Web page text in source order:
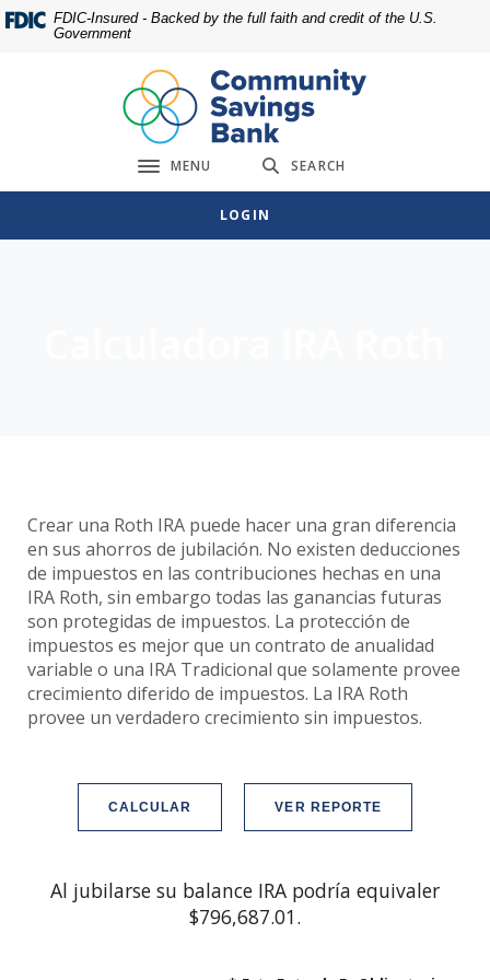
Home
footer
Download
Acrobat
view
FDIC-Insured - Backed by the full faith and credit of the U.S.
Government
Toggle navigation
MENU SEARCH
LOGIN
Crear una Roth IRA puede hacer una gran diferencia
en sus ahorros de jubilación. No existen deducciones
de impuestos en las contribuciones hechas en una
IRA Roth, sin embargo todas las ganancias futuras
son protegidas de impuestos. La protección de
impuestos es mejor que un contrato de anualidad
variable o una IRA Tradicional que solamente provee
crecimiento diferido de impuestos. La IRA Roth
provee un verdadero crecimiento sin impuestos.
Al jubilarse su balance IRA podría equivaler
$796,687.01.